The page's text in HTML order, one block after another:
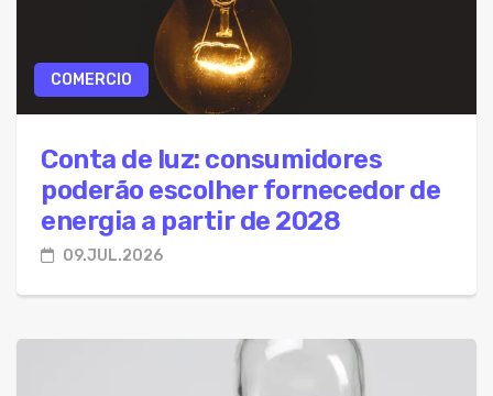
COMERCIO
Conta de luz: consumidores
poderão escolher fornecedor de
energia a partir de 2028
09.JUL.2026